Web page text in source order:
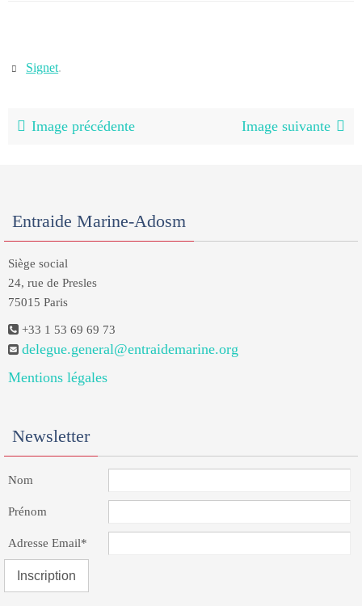
Signet.
Image précédente Image suivante
Entraide Marine-Adosm
Siège social
24, rue de Presles
75015 Paris
+33 1 53 69 69 73
delegue.general@entraidemarine.org
Mentions légales
Newsletter
Nom
Prénom
Adresse Email*